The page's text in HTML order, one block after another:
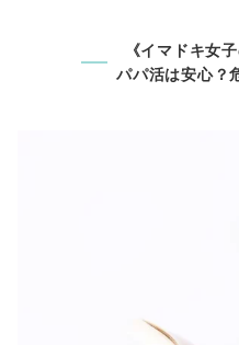
《イマドキ女
パパ活は安心？